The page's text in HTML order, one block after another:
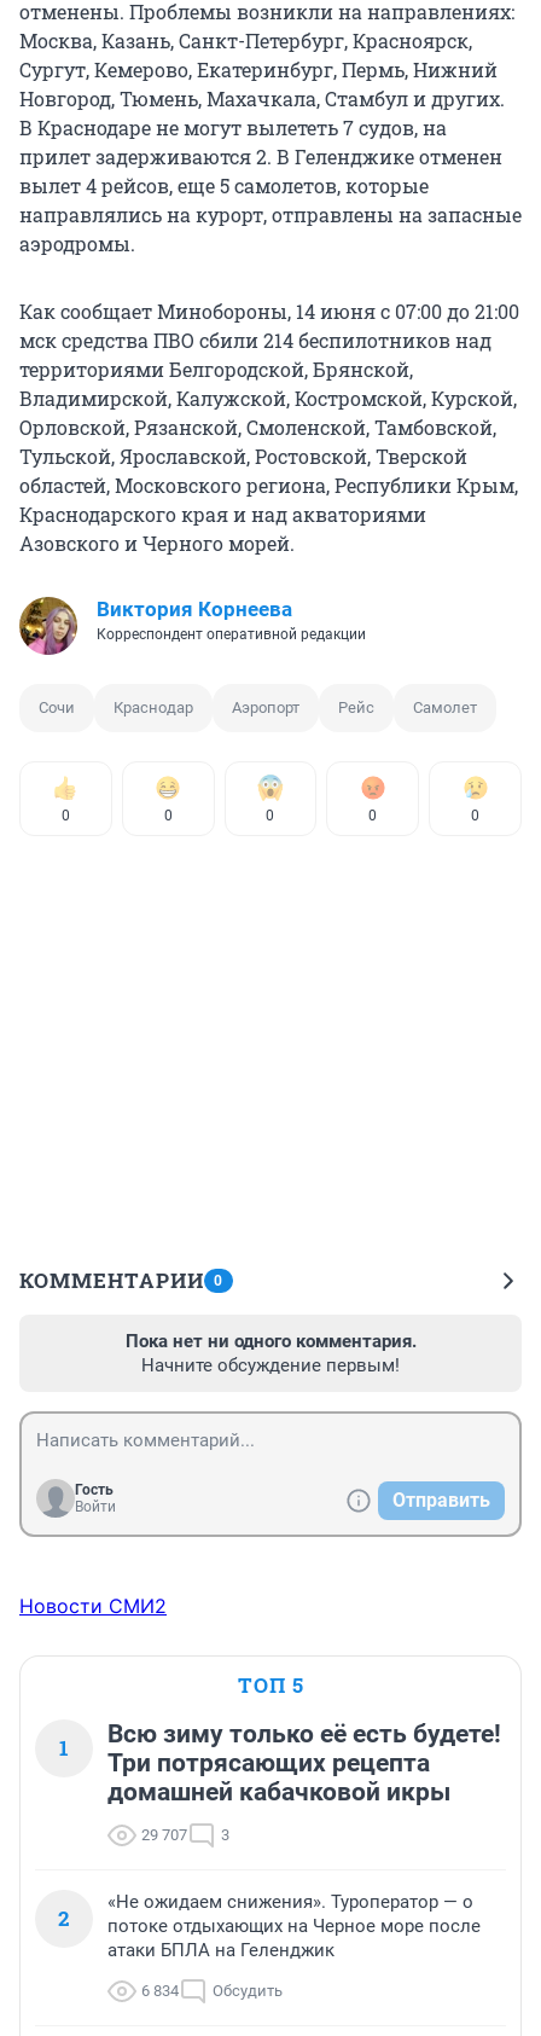
отменены. Проблемы возникли на направлениях:
Москва, Казань, Санкт-Петербург, Красноярск,
Сургут, Кемерово, Екатеринбург, Пермь, Нижний
Новгород, Тюмень, Махачкала, Стамбул и других.
В Краснодаре не могут вылететь 7 судов, на
прилет задерживаются 2. В Геленджике отменен
вылет 4 рейсов, еще 5 самолетов, которые
направлялись на курорт, отправлены на запасные
аэродромы.
Как сообщает Минобороны, 14 июня с 07:00 до 21:00
мск средства ПВО сбили 214 беспилотников над
территориями Белгородской, Брянской,
Владимирской, Калужской, Костромской, Курской,
Орловской, Рязанской, Смоленской, Тамбовской,
Тульской, Ярославской, Ростовской, Тверской
областей, Московского региона, Республики Крым,
Краснодарского края и над акваториями
Азовского и Черного морей.
Виктория Корнеева
Корреспондент оперативной редакции
Сочи Краснодар Аэропорт Рейс Самолет
0 0 0 0 0
КОММЕНТАРИИ 0
Пока нет ни одного комментария.
Начните обсуждение первым!
Гость
Войти
Отправить
Новости СМИ2
ТОП 5
1
Всю зиму только её есть будете!
Три потрясающих рецепта
домашней кабачковой икры
29 707 3
2
«Не ожидаем снижения». Туроператор — о
потоке отдыхающих на Черное море после
атаки БПЛА на Геленджик
6 834 Обсудить